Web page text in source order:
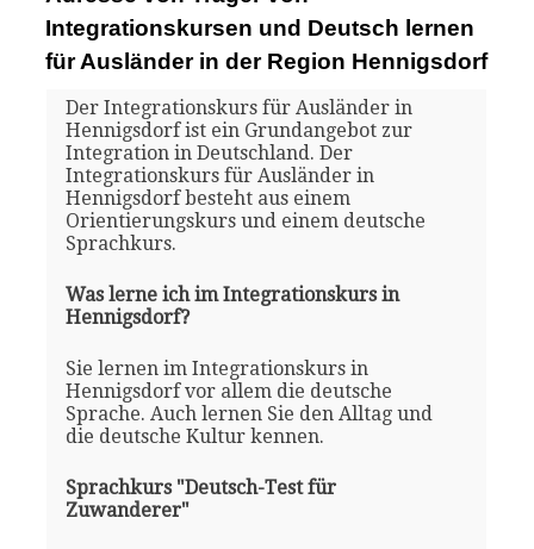
Integrationskursen und Deutsch lernen
für Ausländer in der Region Hennigsdorf
Der Integrationskurs für Ausländer in
Hennigsdorf ist ein Grundangebot zur
Integration in Deutschland. Der
Integrationskurs für Ausländer in
Hennigsdorf besteht aus einem
Orientierungskurs und einem deutsche
Sprachkurs.
Was lerne ich im Integrationskurs in
Hennigsdorf?
Sie lernen im Integrationskurs in
Hennigsdorf vor allem die deutsche
Sprache. Auch lernen Sie den Alltag und
die deutsche Kultur kennen.
Sprachkurs "Deutsch-Test für
Zuwanderer"